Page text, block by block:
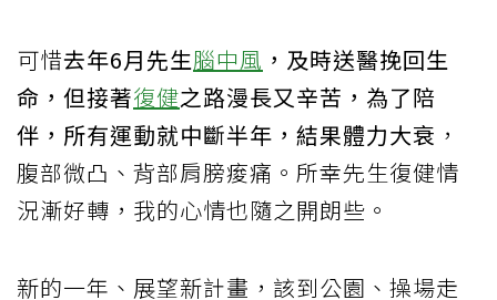
可惜去年6月先生腦中風 ，及時送醫挽回生
命，但接著復健之路漫長又辛苦，為了陪
伴，所有運動就中斷半年，結果體力大衰 ，
腹部微凸、背部肩膀痠痛。所幸先生復健情
況漸好轉，我的心情也隨之開朗些。
新的一年、展望新計畫，該到公園、操場走